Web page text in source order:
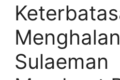
Sulaeman